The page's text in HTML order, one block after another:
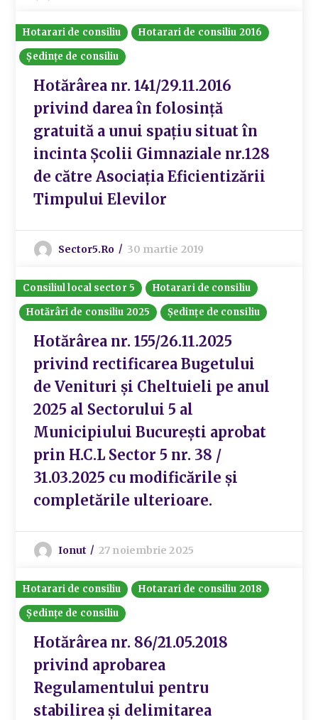
Hotarari de consiliu
Hotarari de consiliu 2016
Ședințe de consiliu
Hotărârea nr. 141/29.11.2016
privind darea în folosință
gratuită a unui spațiu situat în
incinta Școlii Gimnaziale nr.128
de către Asociația Eficientizării
Timpului Elevilor
Sector5.ro 30 martie 2019
Consiliul local sector 5
Hotarari de consiliu
Hotărâri de consiliu 2025
Ședințe de consiliu
Hotărârea nr. 155/26.11.2025
privind rectificarea Bugetului
de Venituri și Cheltuieli pe anul
2025 al Sectorului 5 al
Municipiului București aprobat
prin H.C.L Sector 5 nr. 38 /
31.03.2025 cu modificările și
completările ulterioare.
Ionut 27 noiembrie 2025
Hotarari de consiliu
Hotarari de consiliu 2018
Ședințe de consiliu
Hotărârea nr. 86/21.05.2018
privind aprobarea
Regulamentului pentru
stabilirea și delimitarea